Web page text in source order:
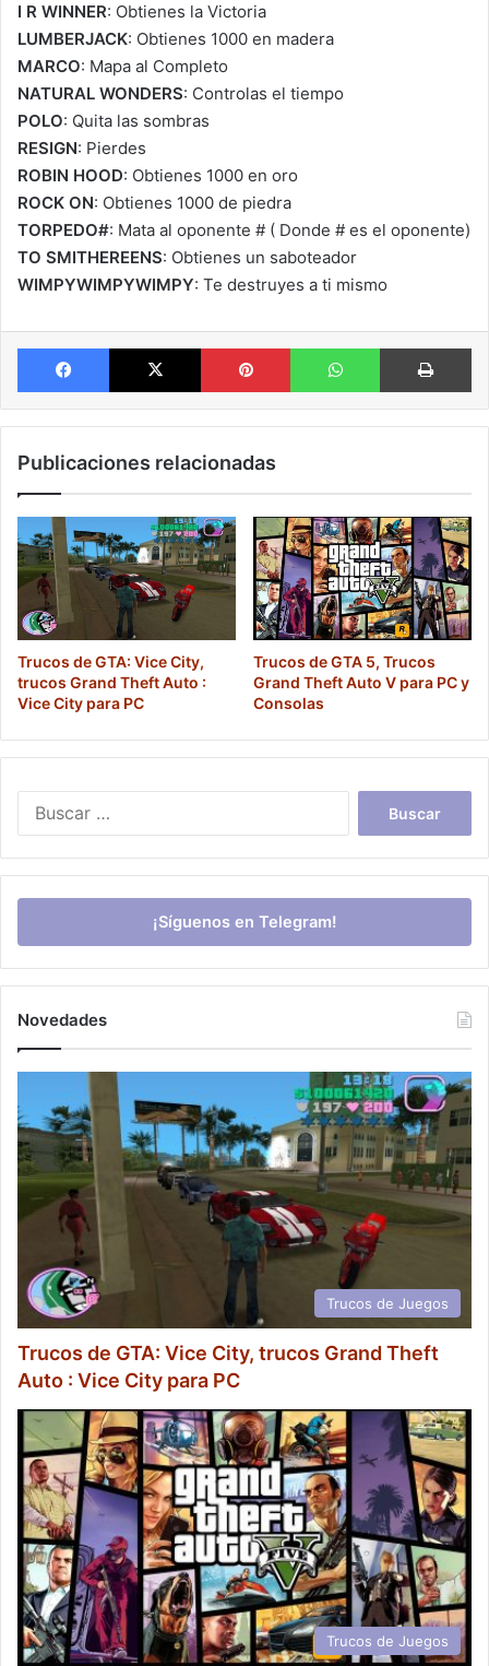
I R WINNER: Obtienes la Victoria
LUMBERJACK: Obtienes 1000 en madera
MARCO: Mapa al Completo
NATURAL WONDERS: Controlas el tiempo
POLO: Quita las sombras
RESIGN: Pierdes
ROBIN HOOD: Obtienes 1000 en oro
ROCK ON: Obtienes 1000 de piedra
TORPEDO#: Mata al oponente # ( Donde # es el oponente)
TO SMITHEREENS: Obtienes un saboteador
WIMPYWIMPYWIMPY: Te destruyes a ti mismo
Facebook X Pinterest WhatsApp
Publicaciones relacionadas
Trucos de GTA: Vice City,
trucos Grand Theft Auto :
Vice City para PC
Trucos de GTA 5, Trucos
Grand Theft Auto V para PC y
Consolas
¡Síguenos en Telegram!
Novedades
Trucos de Juegos
Trucos de GTA: Vice City, trucos Grand Theft
Auto : Vice City para PC
Trucos de Juegos